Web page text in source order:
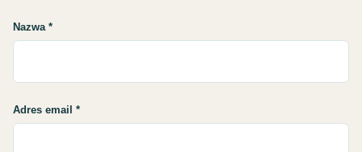
Nazwa *
Adres email *